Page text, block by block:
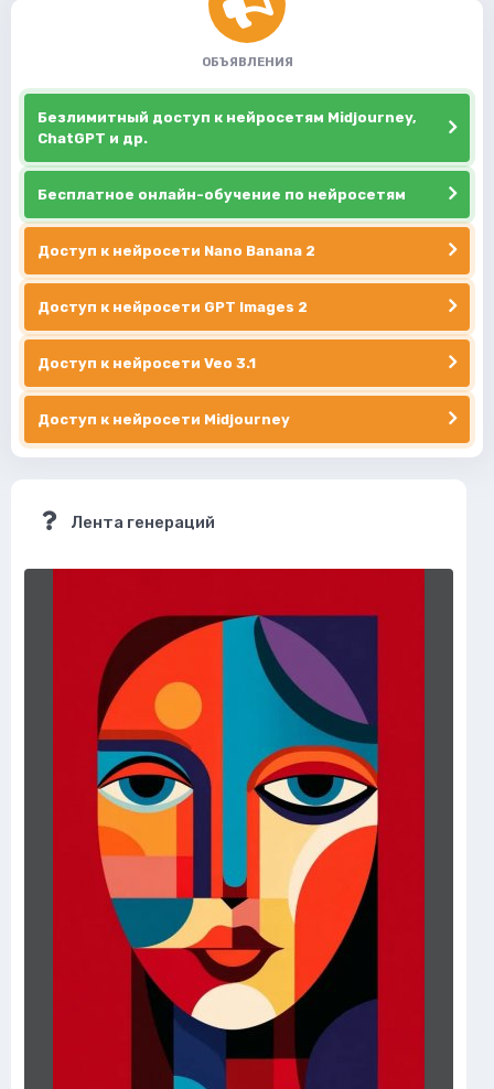
ОБЪЯВЛЕНИЯ
Безлимитный доступ к нейросетям Midjourney,
ChatGPT и др.
Бесплатное онлайн-обучение по нейросетям
Доступ к нейросети Nano Banana 2
Доступ к нейросети GPT Images 2
Доступ к нейросети Veo 3.1
Доступ к нейросети Midjourney
Лента генераций